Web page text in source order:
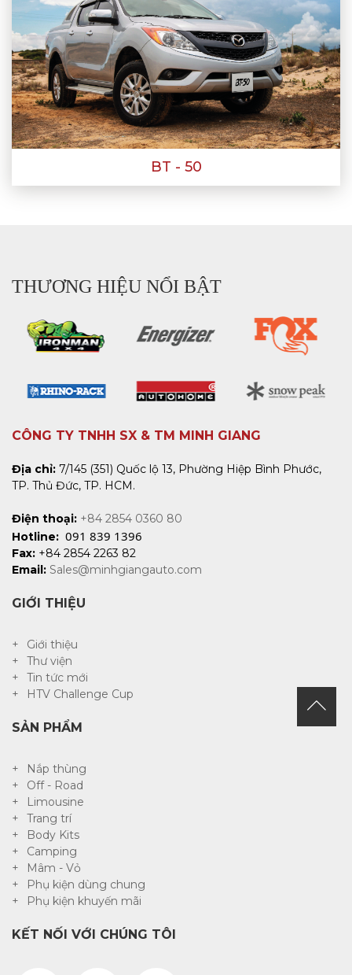
BT - 50
THƯƠNG HIỆU NỔI BẬT
CÔNG TY TNHH SX & TM MINH GIANG
Địa chỉ: 7/145 (351) Quốc lộ 13, Phường Hiệp Bình Phước,
TP. Thủ Đức, TP. HCM.
Điện thoại: +84 2854 0360 80
Hotline: 091 839 1396
Fax: +84 2854 2263 82
Email: Sales@minhgiangauto.com
GIỚI THIỆU
Giới thiệu
Thư viện
Tin tức mới
HTV Challenge Cup
SẢN PHẨM
Nắp thùng
Off - Road
Limousine
Trang trí
Body Kits
Camping
Mâm - Vỏ
Phụ kiện dùng chung
Phụ kiện khuyến mãi
KẾT NỐI VỚI CHÚNG TÔI